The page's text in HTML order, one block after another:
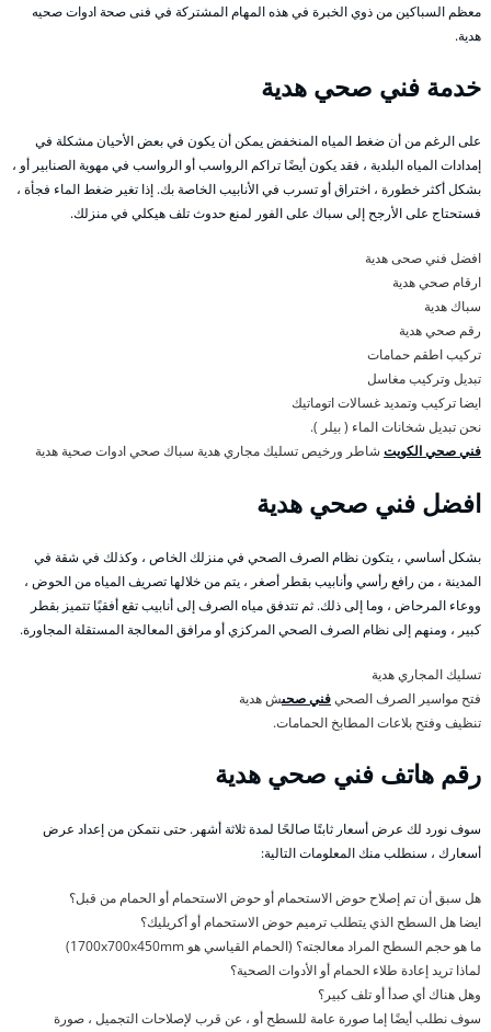
معظم السباكين من ذوي الخبرة في هذه المهام المشتركة في فنى صحة ادوات صحيه
هدية.
خدمة فني صحي هدية
على الرغم من أن ضغط المياه المنخفض يمكن أن يكون في بعض الأحيان مشكلة في
إمدادات المياه البلدية ، فقد يكون أيضًا تراكم الرواسب أو الرواسب في مهوية الصنابير أو ،
بشكل أكثر خطورة ، اختراق أو تسرب في الأنابيب الخاصة بك. إذا تغير ضغط الماء فجأة ،
فستحتاج على الأرجح إلى سباك على الفور لمنع حدوث تلف هيكلي في منزلك.
افضل فني صحى هدية
ارقام صحي هدية
سباك هدية
رقم صحي هدية
تركيب اطقم حمامات
تبديل وتركيب مغاسل
ايضا تركيب وتمديد غسالات اتوماتيك
نحن تبديل شخانات الماء ( بيلر ).
فني صحي الكويت شاطر ورخيص تسليك مجاري هدية سباك صحي ادوات صحية هدية
افضل فني صحي هدية
بشكل أساسي ، يتكون نظام الصرف الصحي في منزلك الخاص ، وكذلك في شقة في
المدينة ، من رافع رأسي وأنابيب بقطر أصغر ، يتم من خلالها تصريف المياه من الحوض ،
ووعاء المرحاض ، وما إلى ذلك. ثم تتدفق مياه الصرف إلى أنابيب تقع أفقيًا تتميز بقطر
كبير ، ومنهم إلى نظام الصرف الصحي المركزي أو مرافق المعالجة المستقلة المجاورة.
تسليك المجاري هدية
فتح مواسير الصرف الصحيفني صحىش هدية
تنظيف وفتح بلاعات المطابخ الحمامات.
رقم هاتف فني صحي هدية
سوف نورد لك عرض أسعار ثابتًا صالحًا لمدة ثلاثة أشهر. حتى نتمكن من إعداد عرض
أسعارك ، سنطلب منك المعلومات التالية:
هل سبق أن تم إصلاح حوض الاستحمام أو حوض الاستحمام أو الحمام من قبل؟
ايضا هل السطح الذي يتطلب ترميم حوض الاستحمام أو أكريليك؟
ما هو حجم السطح المراد معالجته؟ (الحمام القياسي هو 1700x700x450mm)
لماذا تريد إعادة طلاء الحمام أو الأدوات الصحية؟
وهل هناك أي صدأ أو تلف كبير؟
سوف نطلب أيضًا إما صورة عامة للسطح أو ، عن قرب لإصلاحات التجميل ، صورة